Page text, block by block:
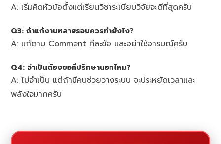
A: เริ่มคิดหัวข้อตั้งแต่เรียนวิชาระเบียบวิจัยจะดีที่สุดครับ
Q3: ถ้าแก้งานหลายรอบควรทำยังไง?
A: แก้ตาม Comment ทีละข้อ และอย่าใช้อารมณ์ครับ
Q4: จำเป็นต้องขอที่ปรึกษานอกไหม?
A: ไม่จำเป็น แต่ถ้ามีคนช่วยวางระบบ จะประหยัดเวลาและ
พลังใจมากครับ